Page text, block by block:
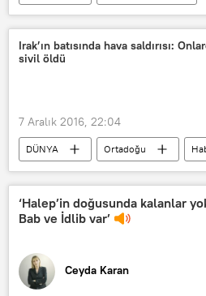
Türkiye
Haberler
Yunanistan
Ümit Özdağ
Tanju Özcan
Irak’ın batısında hava saldırısı:
sivil öldü
7 Aralık 2016, 22:04
DÜNYA Ortadoğu
Irak
Anbar El Kaim
‘Halep’in doğusunda kalanlar
Bab ve İdlib var’
Ceyda Karan